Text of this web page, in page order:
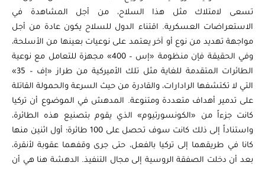
تسعى لامتلاك مثل هذا السلاح، من أجل المشاهدة في
الاستعراضات العسكرية. اقتناء الدول للسلاح يكون عادة من أجل
مواجهة تهديد من نوع أو آخر يعتمد على نوعيات بعينها من الأسلحة،
وفي الحقيقة فإن منظومة «إس – 400» مجهزة للتعامل مع نوعية
الطائرات المتقدمة للغاية مثل تلك الأميركية من طراز «إف – 35»
التي لا تكتشفها الرادارات، والقادرة من حيث السرعة والحمولة القاتلة
على تدمير أهداف متعددة ومتنوعة. المدهش في الموضوع أن تركيا
كانت جزءاً من «الكونسورتيوم» الذي يقوم بتصنيع هذه الطائرة،
واستناداً إلى ذلك كانت سوف تحصل على 100 طائرة؛ أول اثنين منها
كانا في طريقهما إلى تركيا بالفعل، حتى جرى وقفهما عقوبة لأنقرة،
بعد أن دخلت الصفقة الروسية إلى مجال التنفيذ. الدهشة هنا هي أن